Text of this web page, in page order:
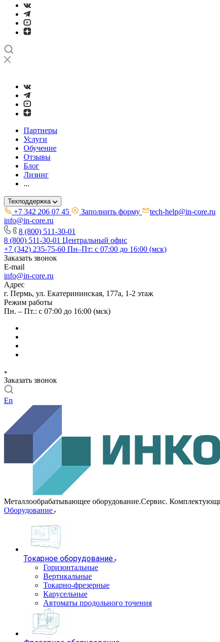
Партнеры
Услуги
Обучение
Отзывы
Блог
Лизинг
...
Техподдержка
+7 342 206 07 45 Заполнить форму
tech-help@in-core.ru
info@in-core.ru
8 (800) 511-30-01
8 (800) 511-30-01 Центральный офис
+7 (342) 235-75-60 Пн–Пт: с 07:00 до 16:00 (мск)
Заказать звонок
E-mail
info@in-core.ru
Адрес
г. Пермь, ул. ​Екатерининская, 177а, ​1-2 этаж
Режим работы
Пн. – Пт.: с 07:00 до 16:00 (мск)
Заказать звонок
En
Металлообрабатывающее оборудование.Сервис.
Оборудование
Токарное оборудование
Горизонтальные
Вертикальные
Токарно-фрезерные
Карусельные
Автоматы продольного точения